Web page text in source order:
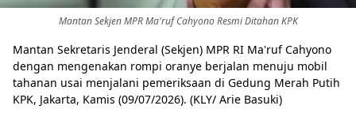
Mantan Sekjen MPR Ma'ruf Cahyono Resmi Ditahan KPK
Mantan Sekretaris Jenderal (Sekjen) MPR RI Ma'ruf Cahyono
dengan mengenakan rompi oranye berjalan menuju mobil
tahanan usai menjalani pemeriksaan di Gedung Merah Putih
KPK, Jakarta, Kamis (09/07/2026). (KLY/ Arie Basuki)